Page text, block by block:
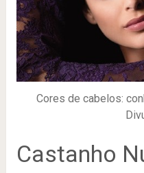
Cores de cabelos:
Castanho